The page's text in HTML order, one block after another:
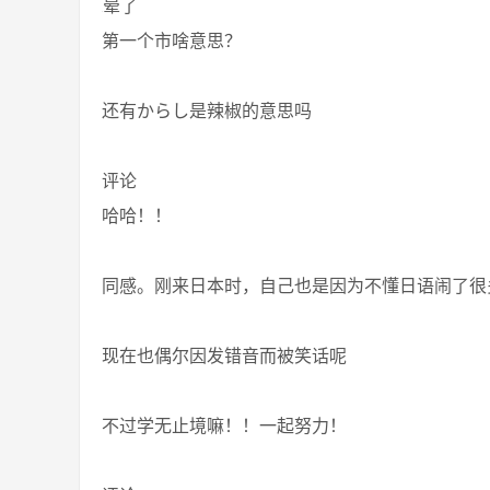
晕了
第一个市啥意思？
还有からし是辣椒的意思吗
评论
哈哈！！
同感。刚来日本时，自己也是因为不懂日语闹了
现在也偶尔因发错音而被笑话呢
不过学无止境嘛！！一起努力！